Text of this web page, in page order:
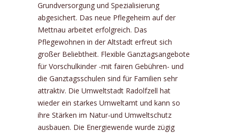
Grundversorgung und Spezialisierung
abgesichert. Das neue Pflegeheim auf der
Mettnau arbeitet erfolgreich. Das
Pflegewohnen in der Altstadt erfreut sich
großer Beliebtheit. Flexible Ganztagsangebote
für Vorschulkinder -mit fairen Gebühren- und
die Ganztagsschulen sind für Familien sehr
attraktiv. Die Umweltstadt Radolfzell hat
wieder ein starkes Umweltamt und kann so
ihre Stärken im Natur-und Umweltschutz
ausbauen. Die Energiewende wurde zügig